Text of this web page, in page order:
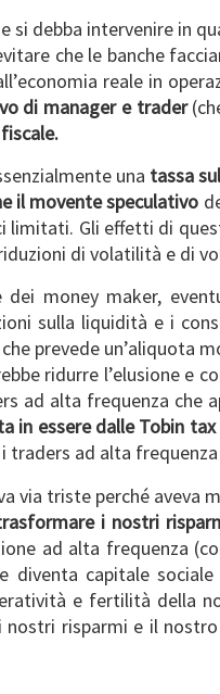
si debba intervenire in
che le banche
reale in
di manager e trader
una tassa
il movente speculativo
Gli effetti di
di volatilità e di
dei money maker,
sulla liquidità e i
prevede un’aliquota
ridurre l’elusione
ad alta frequenza che
in essere dalle Tobin
ad alta
via triste perché
i nostri
ad alta frequenza
diventa capitale
e fertilità della
risparmi e il